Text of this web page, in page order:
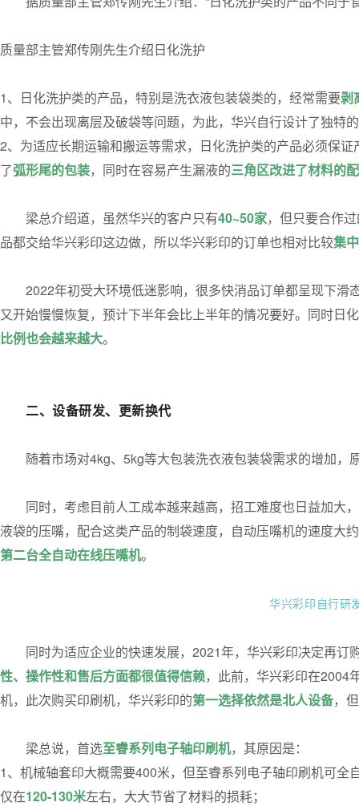
质量部主管郑传刚先生介绍日化洗护
1、日化洗护类的产品，特别是洗衣液包装袋类的，经常需要剥
中，不会出现离层及破袋等问题，为此，华兴自行设计了独特的
2、为适应长期运输和搬运等需求，日化洗护类的产品必须保
了弧形尾的包装，同时在容易产生漏液的三角区改进了材料的
梁总介绍道，虽然华兴的客户只有40~50家，但只要合作
品都交给华兴彩印这边做，所以华兴彩印的订单也相对比较集
2022年初受大环境低迷影响，很多快消品订单都呈现下
又开始慢慢恢复，预计下半年会比上半年的情况要好。同时日
比例也会越来越大。
二、设备研发、更新换代
随着市场对4kg、5kg等大包装洗衣液包装袋需求的增加，
同时，考虑目前人工成本越来越高，招工难度也日益加大
液袋的压嘴，配合这类产品的制袋速度，自动压嘴机的速度大
第二台全自动在线压嘴机。
华兴彩印自行研
同时为适应企业的快速发展，2021年，华兴彩印决定再订
性、操作性和售后方面都很值得信赖，此前，华兴彩印在2004
机，此次购买印刷机，华兴彩印的第一选择依然是北人设备，
梁总说，首选至睿系列电子轴印刷机，其原因是：
1、机械轴套印大概需要400米，但至睿系列电子轴印刷机可
仅在120-130米左右，大大节省了材料的损耗；